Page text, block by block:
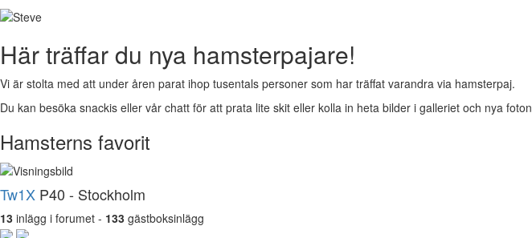
Här träffar du nya hamsterpajare!
Vi är stolta med att under åren parat ihop tusentals personer som har träffat varandra via hamsterpaj.
Du kan besöka snackis eller vår chatt för att prata lite skit eller kolla in heta bilder i galleriet och nya foton
Hamsterns favorit
Tw1X P40 - Stockholm
13 inlägg i forumet - 133 gästboksinlägg